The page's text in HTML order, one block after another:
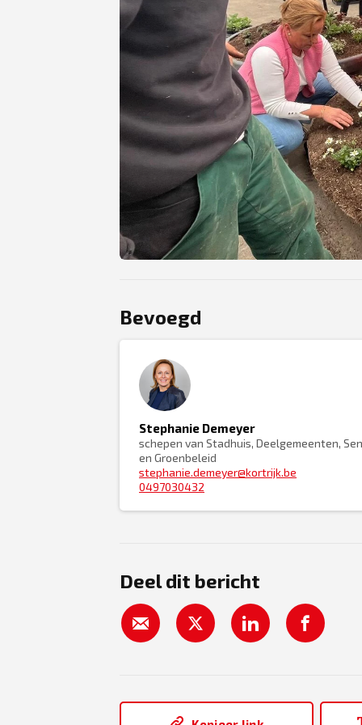
JPEG
Bevoegd
Stephanie Demeyer
schepen van Stadhuis, Deelgemeenten,
en Groenbeleid
stephanie.demeyer@kortrijk.be
0497030432
Deel dit bericht